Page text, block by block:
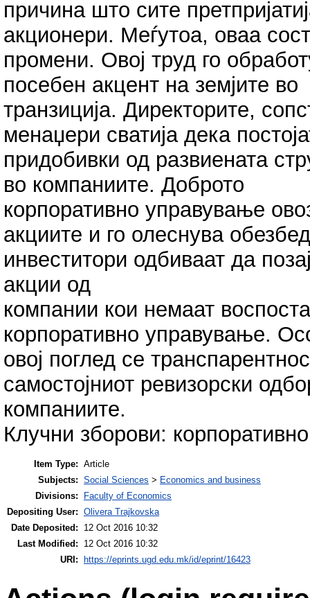
причина што сите
акционери. Меѓутоа, оваа
промени. Овој труд го
посебен акцент на земјите во
транзиција. Директорите,
менаџери сватија дека
придобивки од развиената
во компаниите. Доброто
корпоративно управување
акциите и го олеснува
инвеститори одбиваат да
акции од
компании кои немаат
корпоративно управување.
овој поглед се
самостојниот ревизорски
компаниите.
Клучни зборови:
Item Type: Article
Subjects: Social Sciences > Economics and business
Divisions:
Faculty of Economics
Depositing User: Olivera Trajkovska
Date Deposited:
12 Oct 2016 10:32
Last Modified:
12 Oct 2016 10:32
URI:
https://eprints.ugd.edu.mk/id/eprint/16423